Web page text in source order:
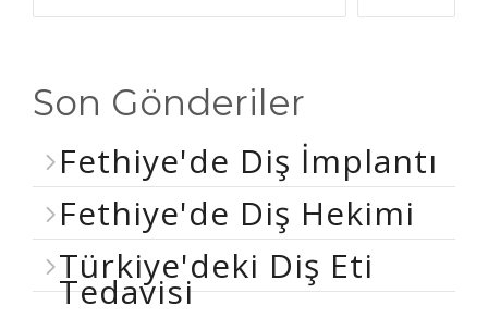
Son Gönderiler
Fethiye'de Diş İmplantı
Fethiye'de Diş Hekimi
Türkiye'deki Diş Eti
Tedavisi